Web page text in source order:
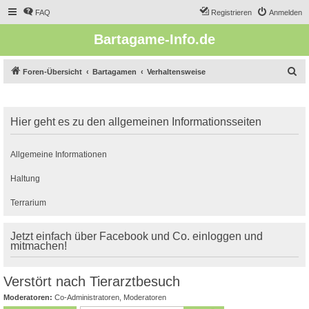
FAQ Anmelden
Registrieren
Bartagame-Info.de
Foren-Übersicht Bartagamen Verhaltensweise
e
Hier geht es zu den allgemeinen Informationsseiten
Allgemeine Informationen
Haltung
Terrarium
Jetzt einfach über Facebook und Co. einloggen und
mitmachen!
Verstört nach Tierarztbesuch
Moderatoren: Co-Administratoren Moderatoren